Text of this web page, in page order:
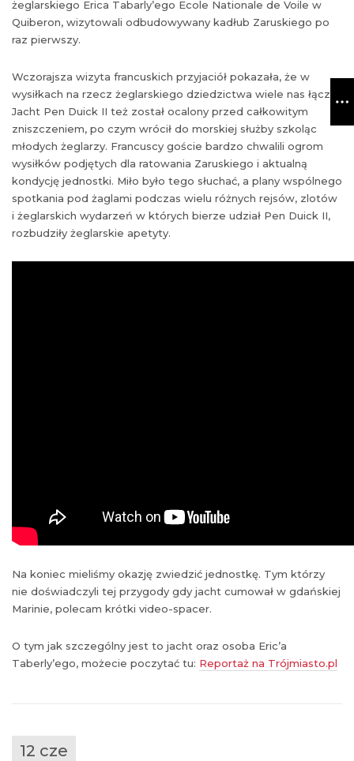
żeglarskiego Erica Tabarly’ego Ecole Nationale de Voile w
Quiberon, wizytowali odbudowywany kadłub Zaruskiego po
raz pierwszy.
Wczorajsza wizyta francuskich przyjaciół pokazała, że w
wysiłkach na rzecz żeglarskiego dziedzictwa wiele nas łączy.
Jacht Pen Duick II też został ocalony przed całkowitym
zniszczeniem, po czym wrócił do morskiej służby szkoląc
młodych żeglarzy. Francuscy goście bardzo chwalili ogrom
wysiłków podjętych dla ratowania Zaruskiego i aktualną
kondycję jednostki. Miło było tego słuchać, a plany wspólnego
spotkania pod żaglami podczas wielu różnych rejsów, zlotów
i żeglarskich wydarzeń w których bierze udział Pen Duick II,
rozbudziły żeglarskie apetyty.
Na koniec mieliśmy okazję zwiedzić jednostkę. Tym którzy
nie doświadczyli tej przygody gdy jacht cumował w gdańskiej
Marinie, polecam krótki video-spacer.
O tym jak szczególny jest to jacht oraz osoba Eric’a
Taberly’ego, możecie poczytać tu: Reportaż na Trójmiasto.pl
12 cze